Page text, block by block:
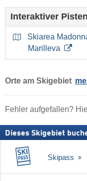
Interaktiver
Skiarea
Marilleva
Orte am Skigebiet
Fehler aufgefallen?
Dieses Skigebiet
Skipass